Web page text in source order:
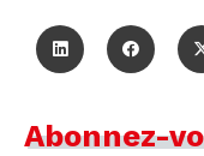
Abonnez-